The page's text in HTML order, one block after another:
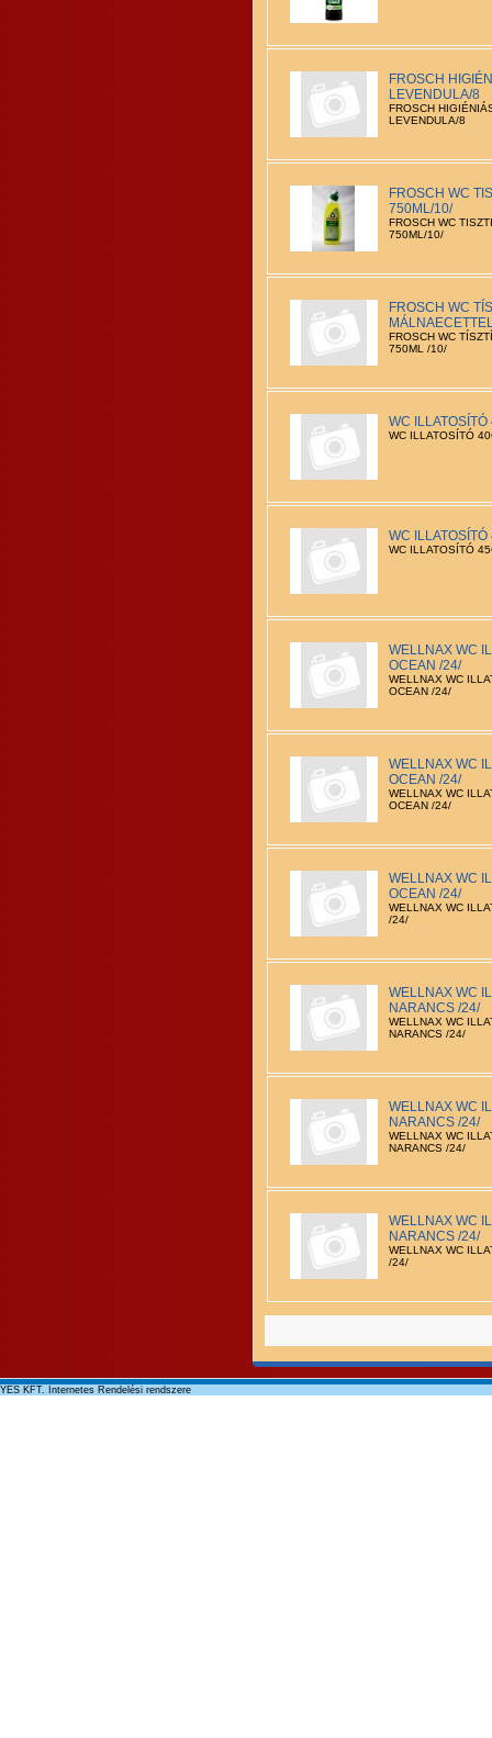
FROSCH
LEVENDULA/8
FROSCH
LEVENDULA/8
FROSCH WC
750ML/10/
FROSCH WC
750ML/10/
FROSCH WC
FROSCH WC
750ML /10/
WC
WC ILLATOSÍTÓ
WC
WC ILLATOSÍTÓ
WELLNAX WC
OCEAN /24/
WELLNAX WC
OCEAN /24/
WELLNAX WC
OCEAN /24/
WELLNAX WC
OCEAN /24/
WELLNAX WC
OCEAN /24/
WELLNAX WC
/24/
WELLNAX WC
NARANCS /24/
WELLNAX WC
NARANCS /24/
WELLNAX WC
NARANCS /24/
WELLNAX WC
NARANCS /24/
WELLNAX WC
NARANCS /24/
WELLNAX WC
/24/
YES KFT. Internetes Rendelési rendszere